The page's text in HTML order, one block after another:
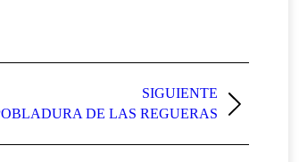
SIGUIENTE
DE LAS REGUERAS